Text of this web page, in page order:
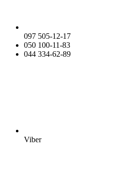
097 505-12-17
050 100-11-83
044 334-62-89
Viber